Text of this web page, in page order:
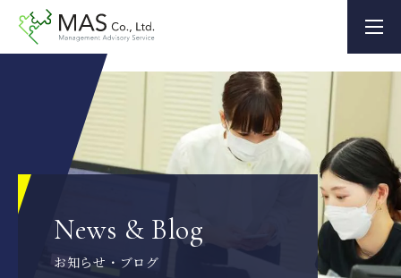
News & Blog
お知らせ・ブログ